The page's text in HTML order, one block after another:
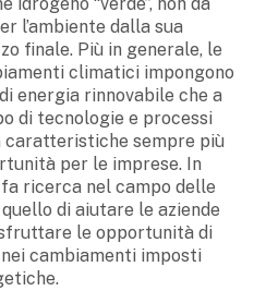
l’ambiente dalla sua
finale. Più in generale, le
climatici impongono
energia rinnovabile che a
di tecnologie e processi
caratteristiche sempre più
per le imprese. In
ricerca nel campo delle
di aiutare le aziende
le opportunità di
cambiamenti imposti